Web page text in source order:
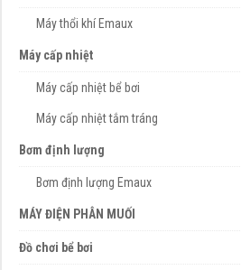
Máy thổi khí Emaux
Máy cấp nhiệt
Máy cấp nhiệt bể bơi
Máy cấp nhiệt tắm tráng
Bơm định lượng
Bơm định lượng Emaux
MÁY ĐIỆN PHÂN MUỐI
Đồ chơi bể bơi